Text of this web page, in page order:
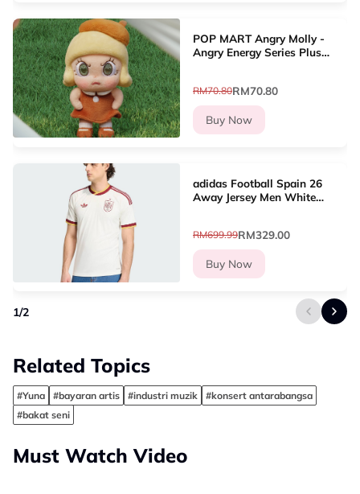
POP MART Angry Molly -
Angry Energy Series Plush
RM70.80RM70.80
Buy Now
adidas Football Spain 26
Away Jersey Men White
RM699.99RM329.00
Buy Now
1/2
Related Topics
#Yuna #bayaran artis #industri muzik
#konsert antarabangsa
#bakat seni
Must Watch Video